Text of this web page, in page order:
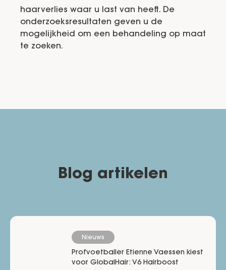
haarverlies waar u last van heeft. De
onderzoeksresultaten geven u de
mogelijkheid om een behandeling op maat
te zoeken.
Blog artikelen
Nieuws
Profvoetballer Etienne Vaessen kiest
voor GlobalHair: V6 Hairboost